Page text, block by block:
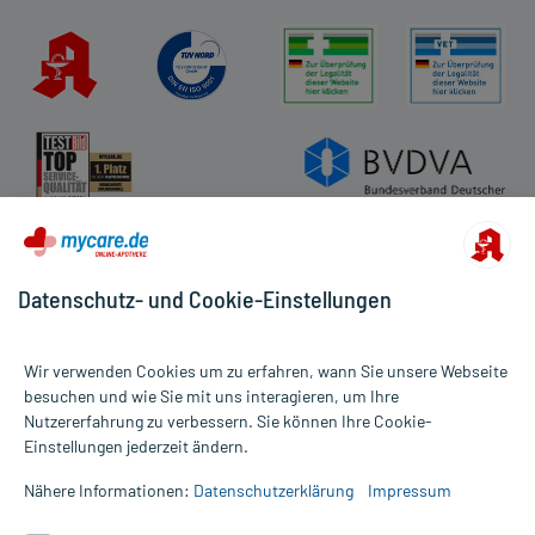
Alle Preise gelten inkl. MwSt., ggf. zzgl. Versandkosten
Informationen auf dieser Website werden ausschließlich für
die Untersuchung und Behandlung durch einen Arzt. Bitte
Datenschutz- und Cookie-Einstellungen
Wir verwenden Cookies um zu erfahren, wann Sie unsere Webseite
besuchen und wie Sie mit uns interagieren, um Ihre
Nutzererfahrung zu verbessern. Sie können Ihre Cookie-
Einstellungen jederzeit ändern.
Nähere Informationen: Datenschutzerklärung Impressum